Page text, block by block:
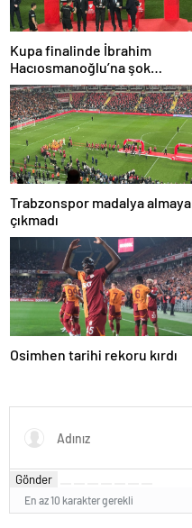
Kupa finalinde İbrahim
Hacıosmanoğlu’na şok
protesto!
Trabzonspor madalya almaya
çıkmadı
Osimhen tarihi rekoru kırdı
Gönder
En az 10 karakter gerekli